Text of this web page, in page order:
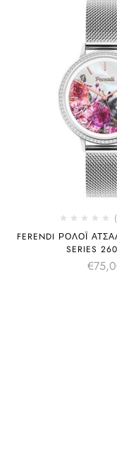
FERENDI ΡΟΛΌΙ ΑΤΣΆΛΙ ROSE
SERIES
€